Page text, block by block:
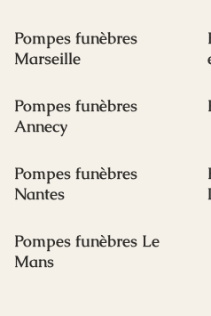
Pompes funèbres
Marseille
Pompes funèbres
Annecy
Pompes funèbres
Nantes
Pompes funèbres Le
Mans